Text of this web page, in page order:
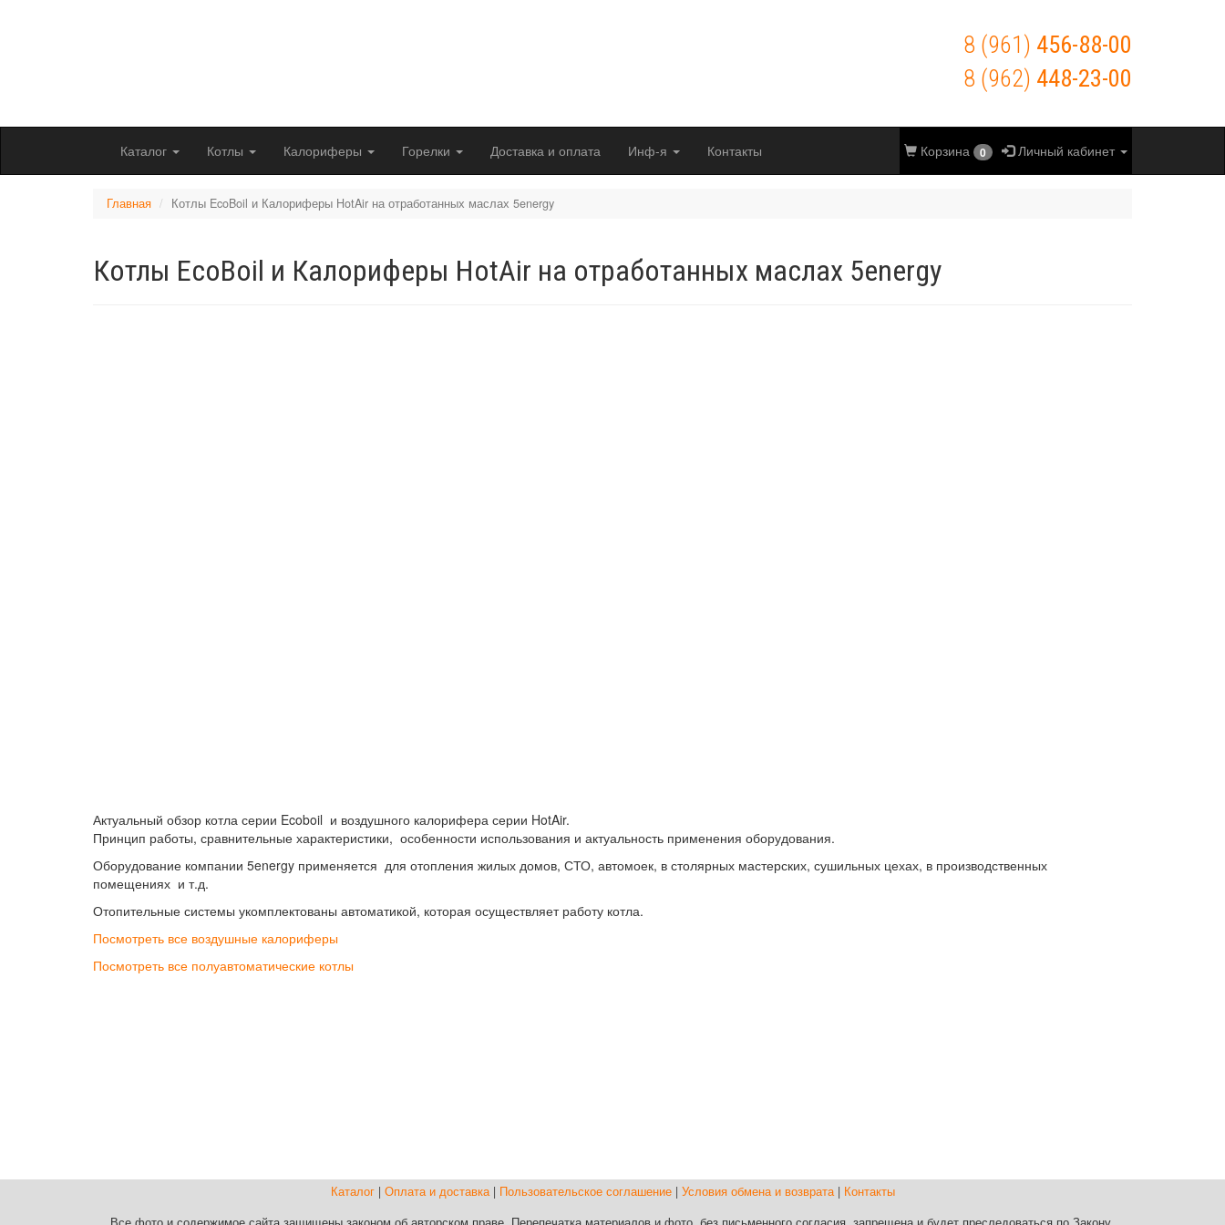
8 (961) 456-88-00
8 (962) 448-23-00
Каталог Котлы Калориферы Горелки Доставка и оплата Инф-я Контакты Корзина 0 Личный кабинет
Главная Котлы EcoBoil и Калориферы HotAir на отработанных маслах 5energy
Котлы EcoBoil и Калориферы HotAir на отработанных маслах 5energy
Актуальный обзор котла серии Ecoboil и воздушного калорифера серии HotAir.
Принцип работы, сравнительные характеристики, особенности использования и актуальность применения оборудования.
Оборудование компании 5energy применяется для отопления жилых домов, СТО, автомоек, в столярных мастерских, сушильных цехах, в производственных
помещениях и т.д.
Отопительные системы укомплектованы автоматикой, которая осуществляет работу котла.
Посмотреть все воздушные калориферы
Посмотреть все полуавтоматические котлы
Каталог| Оплата и доставка| Пользовательское соглашение| Условия обмена и возврата| Контакты